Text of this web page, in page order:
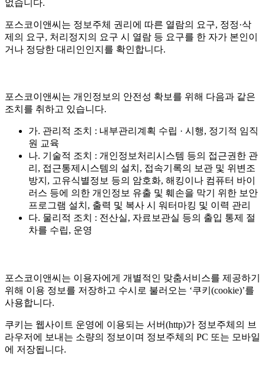
없습니다.
포스코이앤씨는 정보주체 권리에 따른 열람의 요구, 정정·삭
제의 요구, 처리정지의 요구 시 열람 등 요구를 한 자가 본인이
거나 정당한 대리인인지를 확인합니다.
포스코이앤씨는 개인정보의 안전성 확보를 위해 다음과 같은
조치를 취하고 있습니다.
가. 관리적 조치 : 내부관리계획 수립 · 시행, 정기적 임직
원 교육
나. 기술적 조치 : 개인정보처리시스템 등의 접근권한 관
리, 접근통제시스템의 설치, 접속기록의 보관 및 위변조
방지, 고유식별정보 등의 암호화, 해킹이나 컴퓨터 바이
러스 등에 의한 개인정보 유출 및 훼손을 막기 위한 보안
프로그램 설치, 출력 및 복사 시 워터마킹 및 이력 관리
다. 물리적 조치 : 전산실, 자료보관실 등의 출입 통제 절
차를 수립, 운영
포스코이앤씨는 이용자에게 개별적인 맞춤서비스를 제공하기
위해 이용 정보를 저장하고 수시로 불러오는 ‘쿠키(cookie)’를
사용합니다.
쿠키는 웹사이트 운영에 이용되는 서버(http)가 정보주체의 브
라우저에 보내는 소량의 정보이며 정보주체의 PC 또는 모바일
에 저장됩니다.